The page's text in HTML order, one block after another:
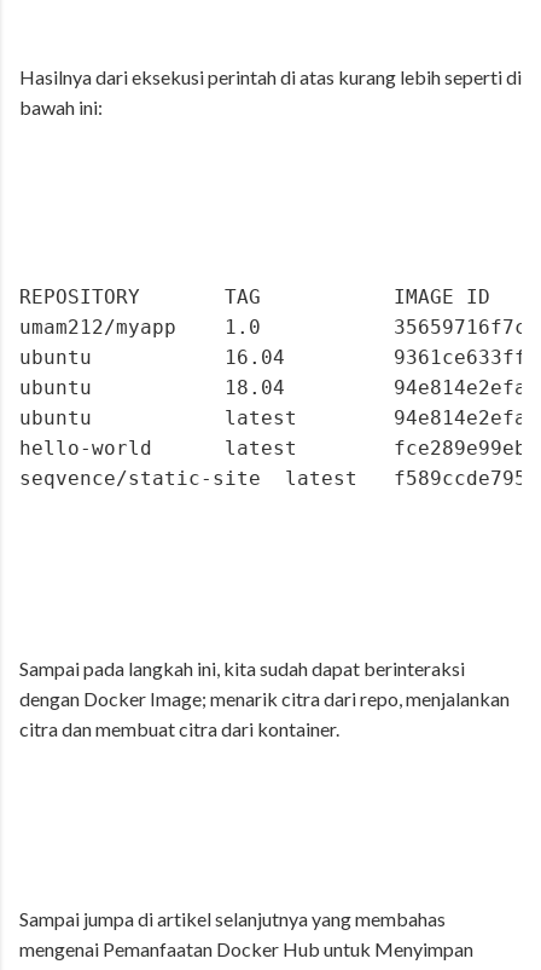
Hasilnya dari eksekusi perintah di atas kurang lebih seperti di
bawah ini:
REPOSITORY       TAG           IMAGE ID
umam212/myapp    1.0
ubuntu           16.04         9361ce633ff1
ubuntu           18.04         94e814e2efa8
ubuntu           latest        94e814e2efa8
hello-world      latest        fce289e99eb9
seqvence/static-site  latest
Sampai pada langkah ini, kita sudah dapat berinteraksi
dengan Docker Image; menarik citra dari repo, menjalankan
citra dan membuat citra dari kontainer.
Sampai jumpa di artikel selanjutnya yang membahas
mengenai Pemanfaatan Docker Hub untuk Menyimpan